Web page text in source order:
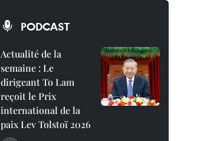
PODCAST
Actualité de la
semaine : Le
dirigeant To Lam
reçoit le Prix
international de la
paix Lev Tolstoï 2026